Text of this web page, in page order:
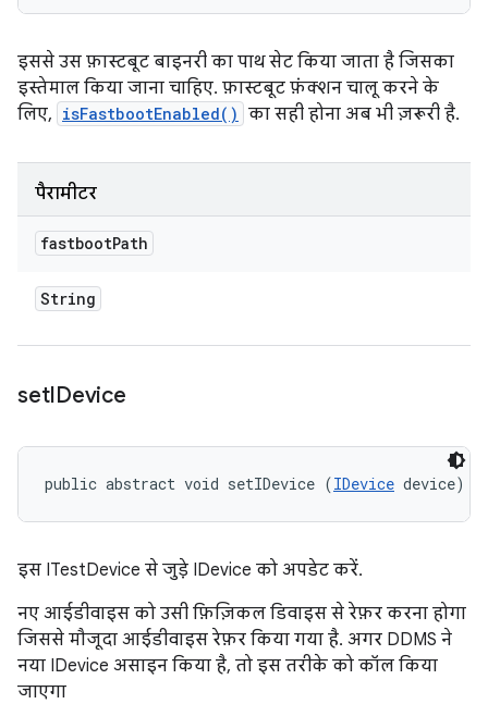
इससे उस फ़ास्टबूट बाइनरी का पाथ सेट किया जाता है जिसका
इस्तेमाल किया जाना चाहिए. फ़ास्टबूट फ़ंक्शन चालू करने के
लिए, isFastbootEnabled() का सही होना अब भी ज़रूरी है.
पैरामीटर
fastbootPath
String
setIDevice
public abstract void setIDevice (IDevice device)
इस ITestDevice से जुड़े IDevice को अपडेट करें.
नए आईडीवाइस को उसी फ़िज़िकल डिवाइस से रेफ़र करना होगा
जिससे मौजूदा आईडीवाइस रेफ़र किया गया है. अगर DDMS ने
नया IDevice असाइन किया है, तो इस तरीके को कॉल किया
जाएगा